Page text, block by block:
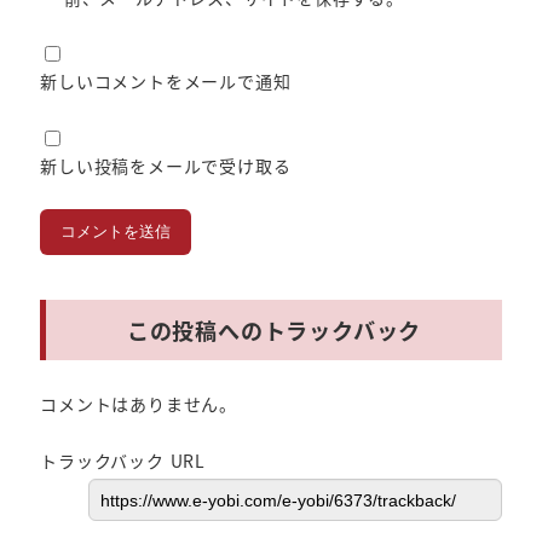
新しいコメントをメールで通知
新しい投稿をメールで受け取る
この投稿へのトラックバック
コメントはありません。
トラックバック URL